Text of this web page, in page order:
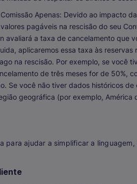
Apenas: Devido ao impacto
pagáveis ​​na rescisão do seu
avaliará a taxa de cancelamento que
aplicaremos essa taxa às
na rescisão. Por exemplo, se você
de três meses for de 50%,
Se você não tiver dados históricos
geográfica (por exemplo, América
para ajudar a simplificar a